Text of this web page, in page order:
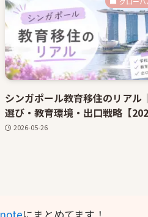
シンガポール教育移住のリアル
選び・教育環境・出口戦略【
2026-05-26